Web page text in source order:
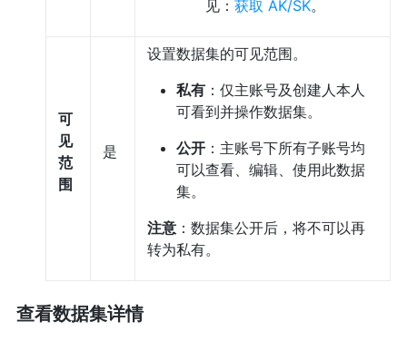
见： 获取 AK/SK。
可
见
范
围
是
设置数据集的可见范围。
私有：仅主账号及创建人本人
可看到并操作数据集。
公开：主账号下所有子账号均
可以查看、编辑、使用此数据
集。
注意：数据集公开后，将不可以再
转为私有。
查看数据集详情